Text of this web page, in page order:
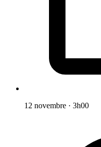
12 novembre · 3h00